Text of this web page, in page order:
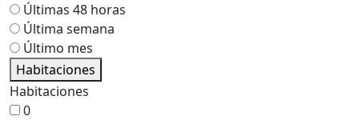
Últimas 48 horas
Última semana
Último mes
Habitaciones
Habitaciones
0